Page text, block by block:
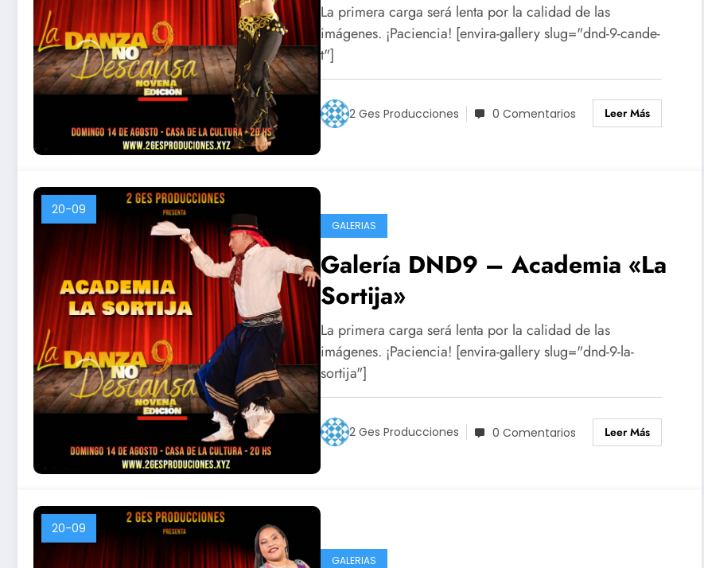
La primera carga será lenta por la calidad de las
imágenes. ¡Paciencia! [envira-gallery slug="dnd-9-cande-
t"]
2 Ges Producciones 0 Comentarios Leer Más
20-09
GALERIAS
Galería DND9 – Academia «La
Sortija»
La primera carga será lenta por la calidad de las
imágenes. ¡Paciencia! [envira-gallery slug="dnd-9-la-
sortija"]
2 Ges Producciones 0 Comentarios Leer Más
20-09
GALERIAS